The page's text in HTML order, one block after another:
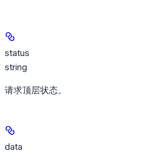
status
string
请求顶层状态。
data